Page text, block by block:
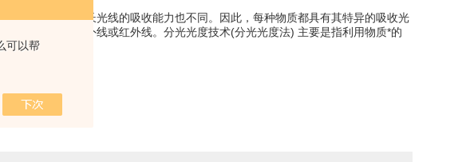
可以帮
同，对不同波长光线的吸收能力也不同。因此，每种物质都具有其特异的吸收光
特定波长的紫外线或红外线。分光光度技术(分光光度法) 主要是指利用物质*的
Beer定律。